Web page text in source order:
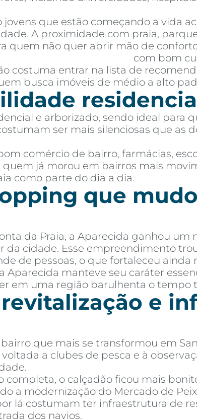
que estão começando a vida
A proximidade com praia,
quem não quer abrir mão de
com bom
costuma entrar na lista de
busca imóveis de médio a alto
e arborizado, sendo ideal para
ser mais silenciosas que as
comércio de bairro, farmácias,
já morou em bairros mais
como parte do dia a dia.
que
da Praia, a Aparecida ganhou um
cidade. Esse empreendimento
de pessoas, o que fortaleceu ainda
Aparecida manteve seu caráter
em uma região barulhenta o tempo
e
que mais se transformou em
a clubes de pesca e à
completa, o calçadão ficou mais
a modernização do Mercado de
lá costumam ter infraestrutura de
dos navios.